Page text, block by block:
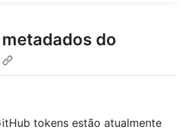
do
tokens estão atualmente